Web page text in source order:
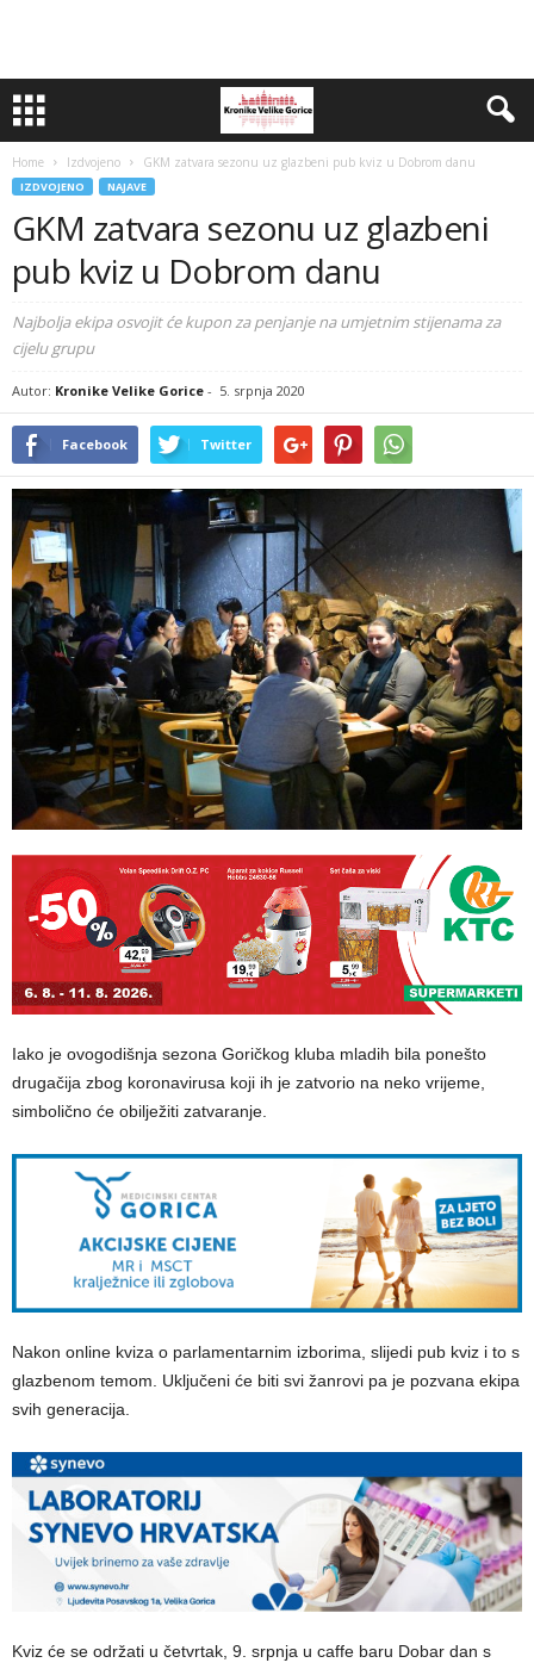
Home Izdvojeno GKM zatvara sezonu uz glazbeni pub kviz u Dobrom danu
IZDVOJENO NAJAVE
GKM zatvara sezonu uz glazbeni
pub kviz u Dobrom danu
Najbolja ekipa osvojit će kupon za penjanje na umjetnim stijenama za
cijelu grupu
Autor: Kronike Velike Gorice - 5. srpnja 2020
Facebook Twitter
Iako je ovogodišnja sezona Goričkog kluba mladih bila ponešto
drugačija zbog koronavirusa koji ih je zatvorio na neko vrijeme,
simbolično će obilježiti zatvaranje.
Nakon online kviza o parlamentarnim izborima, slijedi pub kviz i to s
glazbenom temom. Uključeni će biti svi žanrovi pa je pozvana ekipa
svih generacija.
Kviz će se održati u četvrtak, 9. srpnja u caffe baru Dobar dan s